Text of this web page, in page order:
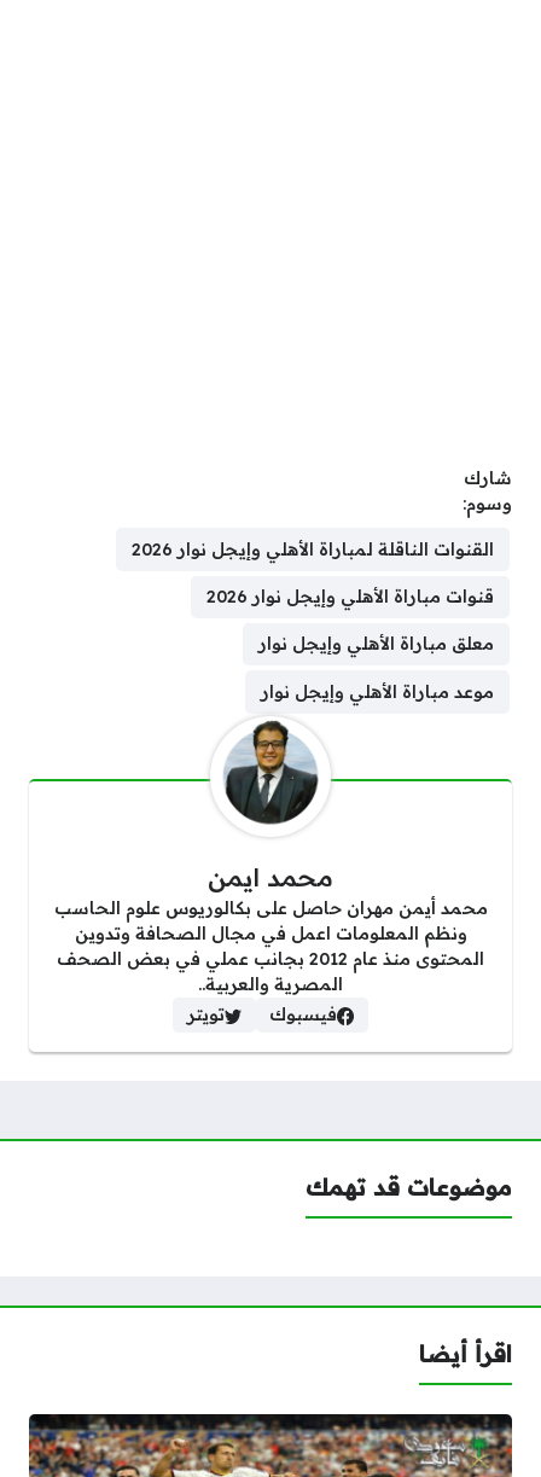
شارك
وسوم:
القنوات الناقلة لمباراة الأهلي وإيجل نوار 2026
قنوات مباراة الأهلي وإيجل نوار 2026
معلق مباراة الأهلي وإيجل نوار
موعد مباراة الأهلي وإيجل نوار
محمد ايمن
محمد أيمن مهران حاصل على بكالوريوس علوم الحاسب
ونظم المعلومات اعمل في مجال الصحافة وتدوين
المحتوى منذ عام 2012 بجانب عملي في بعض الصحف
المصرية والعربية..
فيسبوك
تويتر
موضوعات قد تهمك
اقرأ أيضا